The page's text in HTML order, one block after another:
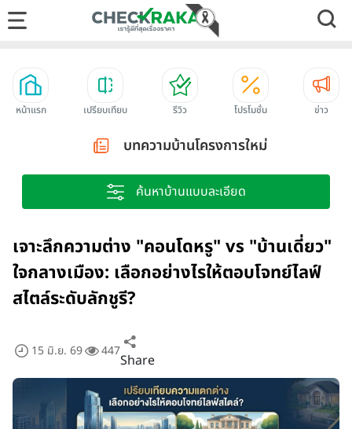
หน้าแรก เปรียบเทียบ รีวิว โปรโมชั่น ข่าว
บทความบ้านโครงการใหม่
ค้นหาบ้านแบบละเอียด
เจาะลึกความต่าง "คอนโดหรู" vs "บ้านเดี่ยว"
ใจกลางเมือง: เลือกอย่างไรให้ตอบโจทย์ไลฟ์
สไตล์ระดับลักชูรี?
15 มิ.ย. 69 447Share